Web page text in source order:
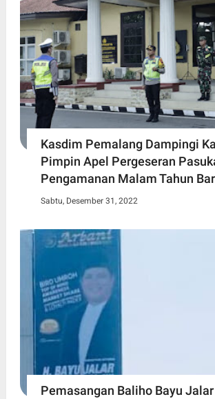
Kasdim Pemalang Dampingi
Pimpin Apel Pergeseran
Pengamanan Malam Tahun
Sabtu, Desember 31, 2022
Pemasangan Baliho Bayu